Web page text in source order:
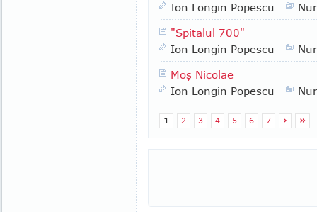
Ion Longin Popescu
"Spitalul 700"
Ion Longin Popescu
Moş Nicolae
Ion Longin Popescu
1 2 3 4 5 6 7 › »